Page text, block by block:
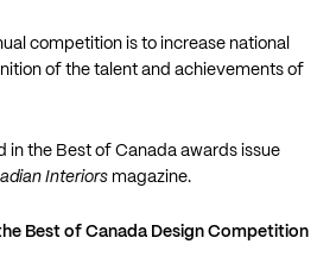
competition is to increase national
of the talent and achievements of
in the Best of Canada awards issue
Interiors magazine.
Best of Canada Design Competition